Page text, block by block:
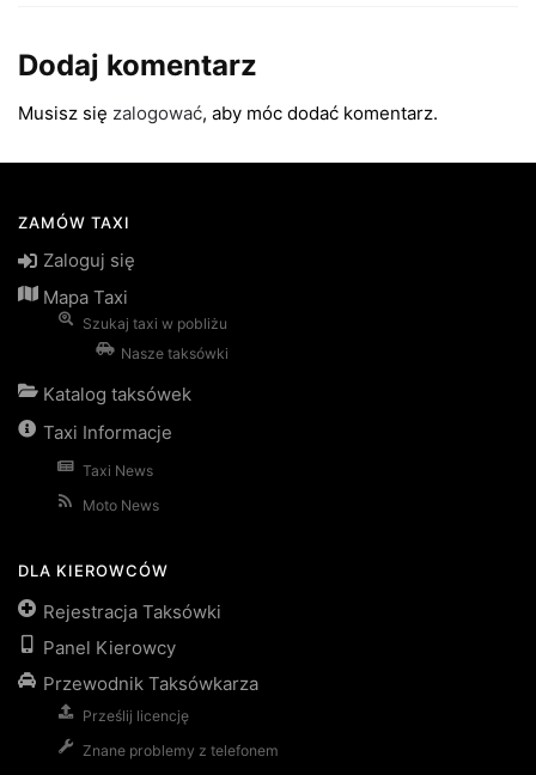
Dodaj komentarz
Musisz się zalogować, aby móc dodać komentarz.
ZAMÓW TAXI
Zaloguj się
Mapa Taxi
Szukaj taxi w pobliżu
Nasze taksówki
Katalog taksówek
Taxi Informacje
Taxi News
Moto News
DLA KIEROWCÓW
Rejestracja Taksówki
Panel Kierowcy
Przewodnik Taksówkarza
Prześlij licencję
Znane problemy z telefonem